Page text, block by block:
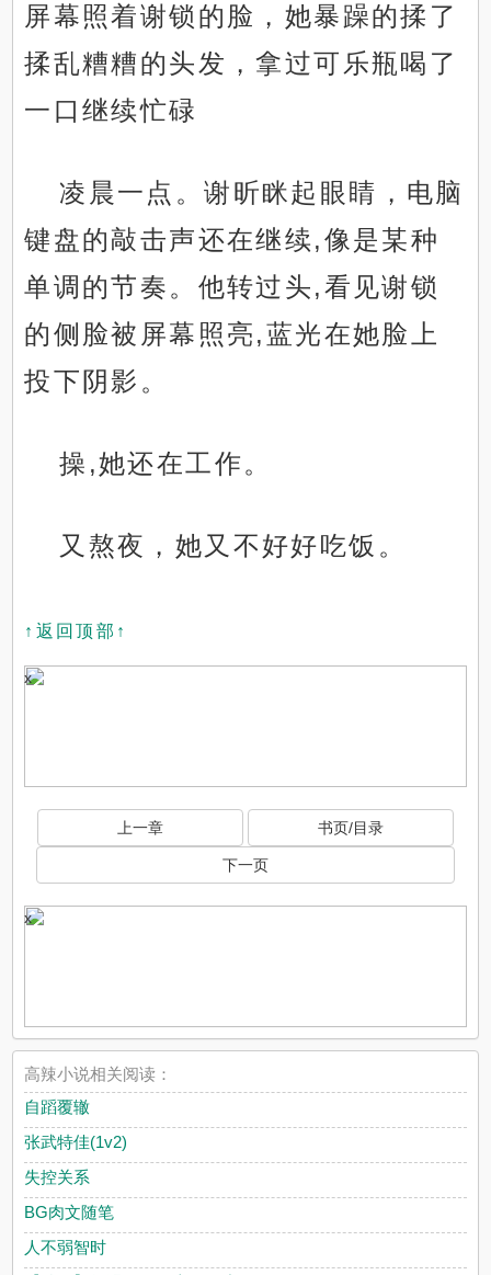
屏幕照着谢锁的脸，她暴躁的揉了
揉乱糟糟的头发，拿过可乐瓶喝了
一口继续忙碌
凌晨一点。谢昕眯起眼睛，电脑
键盘的敲击声还在继续,像是某种
单调的节奏。他转过头,看见谢锁
的侧脸被屏幕照亮,蓝光在她脸上
投下阴影。
操,她还在工作。
又熬夜，她又不好好吃饭。
↑返回顶部↑
x
上一章 书页/目录
下一页
x
高辣小说相关阅读：
自蹈覆辙
张武特佳(1v2)
失控关系
BG肉文随笔
人不弱智时